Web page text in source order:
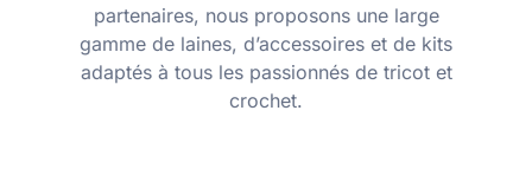
partenaires, nous proposons une large
gamme de laines, d’accessoires et de kits
adaptés à tous les passionnés de tricot et
crochet.